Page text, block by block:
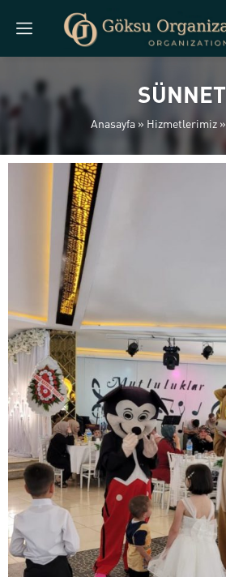
SÜNNET
Anasayfa» Hizmetlerimiz »